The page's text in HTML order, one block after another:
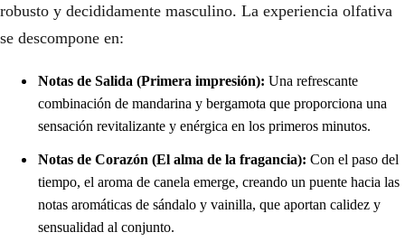
robusto y decididamente masculino. La experiencia olfativa
se descompone en:
Notas de Salida (Primera impresión): Una refrescante
combinación de mandarina y bergamota que proporciona una
sensación revitalizante y enérgica en los primeros minutos.
Notas de Corazón (El alma de la fragancia): Con el paso del
tiempo, el aroma de canela emerge, creando un puente hacia las
notas aromáticas de sándalo y vainilla, que aportan calidez y
sensualidad al conjunto.